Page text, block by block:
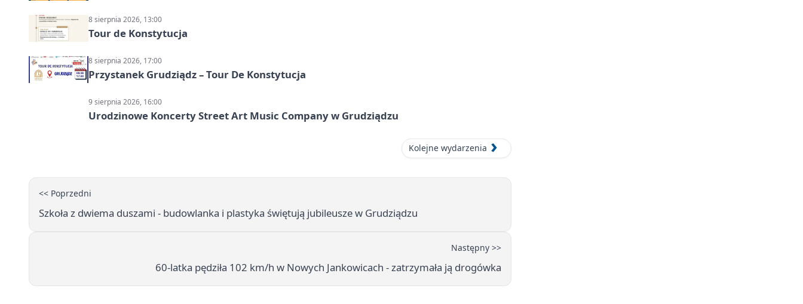
8 sierpnia 2026, 13:00
Tour de Konstytucja
8 sierpnia 2026, 17:00
Przystanek Grudziądz – Tour De Konstytucja
9 sierpnia 2026, 16:00
Urodzinowe Koncerty Street Art Music Company w Grudziądzu
Kolejne wydarzenia
<< Poprzedni
Szkoła z dwiema duszami - budowlanka i plastyka świętują jubileusze w Grudziądzu
Następny >>
60-latka pędziła 102 km/h w Nowych Jankowicach - zatrzymała ją drogówka